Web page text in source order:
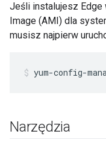
Jeśli instalujesz Edge
Image (AMI) dla
musisz najpierw
yum-config-
Narzędzia